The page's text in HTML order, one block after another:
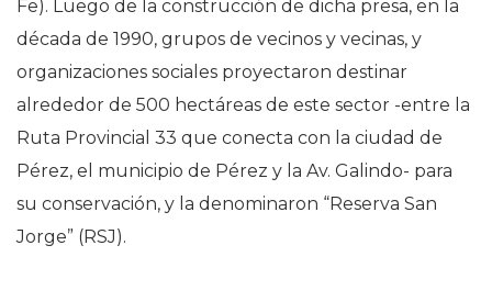
Fe). Luego de la construcción de dicha presa, en la
década de 1990, grupos de vecinos y vecinas, y
organizaciones sociales proyectaron destinar
alrededor de 500 hectáreas de este sector -entre la
Ruta Provincial 33 que conecta con la ciudad de
Pérez, el municipio de Pérez y la Av. Galindo- para
su conservación, y la denominaron “Reserva San
Jorge” (RSJ).